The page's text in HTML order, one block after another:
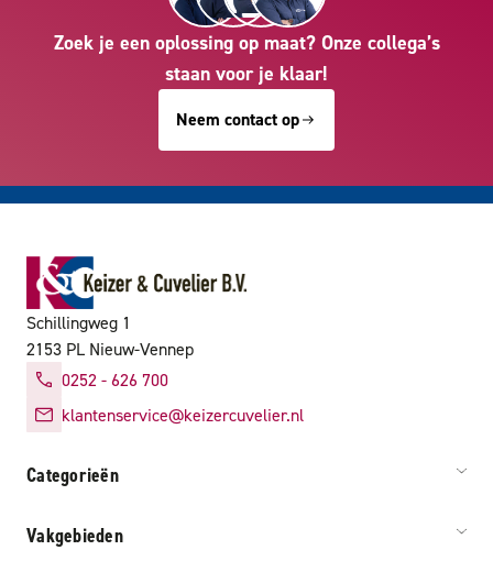
Zoek je een oplossing op maat? Onze collega’s
staan voor je klaar!
Neem contact op
Schillingweg 1
2153 PL Nieuw-Vennep
0252 - 626 700
klantenservice@keizercuvelier.nl
Categorieën
Vakgebieden